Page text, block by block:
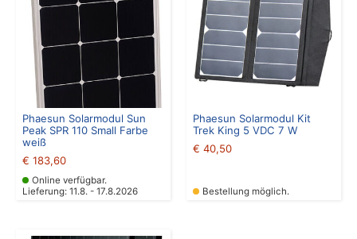
Phaesun Solarmodul Sun
Peak SPR 110 Small Farbe
weiß
€ 183,60
Online verfügbar.
Lieferung: 11.8. - 17.8.2026
Phaesun Solarmodul Kit
Trek King 5 VDC 7 W
€ 40,50
Bestellung möglich.